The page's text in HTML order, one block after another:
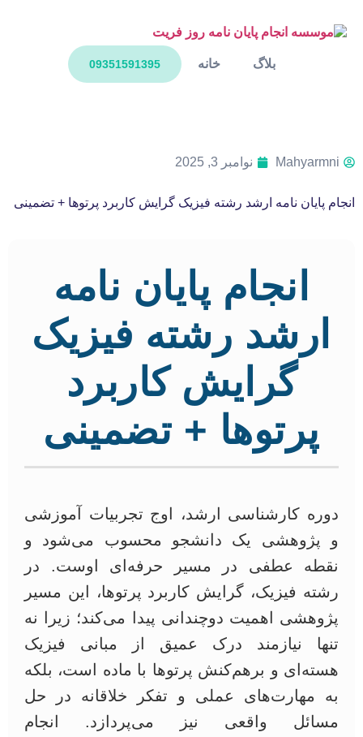
خانه بلاگ 09351591395
Mahyarmni نوامبر 3, 2025
انجام پایان نامه ارشد رشته فیزیک گرایش کاربرد پرتوها + تضمینی
انجام پایان نامه
ارشد رشته فیزیک
گرایش کاربرد
پرتوها + تضمینی
دوره کارشناسی ارشد، اوج تجربیات آموزشی
و پژوهشی یک دانشجو محسوب می‌شود و
نقطه عطفی در مسیر حرفه‌ای اوست. در
رشته فیزیک، گرایش کاربرد پرتوها، این مسیر
پژوهشی اهمیت دوچندانی پیدا می‌کند؛ زیرا نه
تنها نیازمند درک عمیق از مبانی فیزیک
هسته‌ای و برهم‌کنش پرتوها با ماده است، بلکه
به مهارت‌های عملی و تفکر خلاقانه در حل
مسائل واقعی نیز می‌پردازد. انجام